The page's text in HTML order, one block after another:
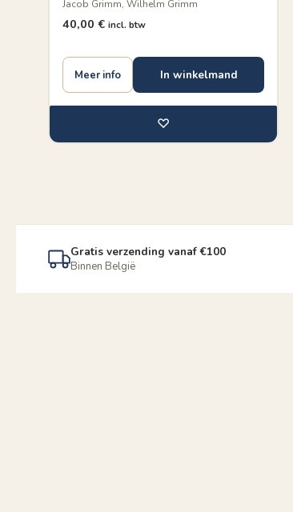
Jacob Grimm, Wilhelm Grimm
40,00 € incl. btw
Meer info In winkelmand
♡
Gratis verzending vanaf €100
Binnen België